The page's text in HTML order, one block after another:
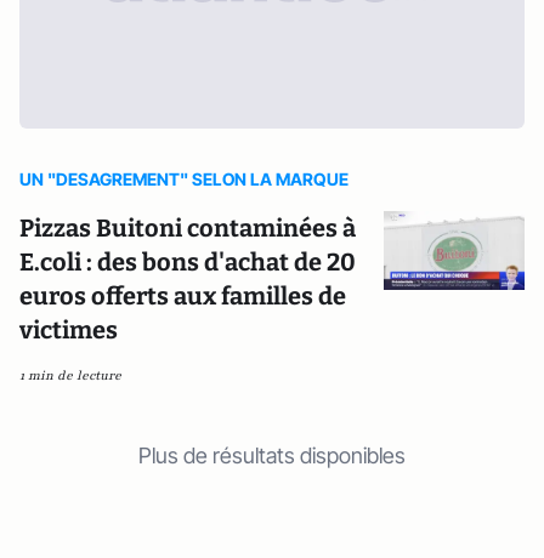
UN "DESAGREMENT" SELON LA MARQUE
Pizzas Buitoni contaminées à
E.coli : des bons d'achat de 20
euros offerts aux familles de
victimes
1 min de lecture
Plus de résultats disponibles